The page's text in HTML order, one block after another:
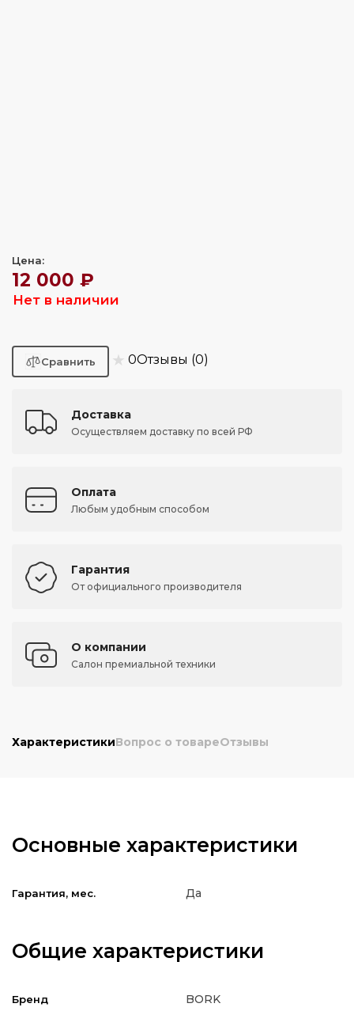
Цена:
12 000 ₽
Нет в наличии
★ 0Отзывы (0)
Доставка
Осуществляем доставку по всей РФ
Оплата
Любым удобным способом
Гарантия
От официального производителя
О компании
Салон премиальной техники
ХарактеристикиВопрос о товареОтзывы
Основные характеристики
Гарантия, мес. Да
Общие характеристики
Бренд BORK